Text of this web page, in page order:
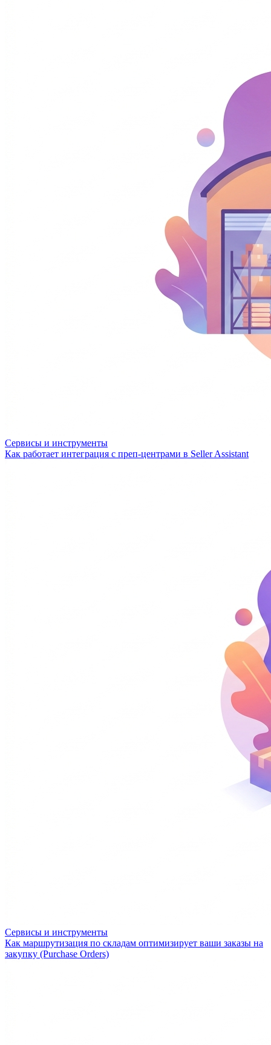
Сервисы и инструменты
Как работает интеграция с преп-центрами в Seller Assistant
Сервисы и инструменты
Как маршрутизация по складам оптимизирует ваши заказы на
закупку (Purchase Orders)